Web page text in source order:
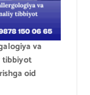
va
tibbiyot
oid